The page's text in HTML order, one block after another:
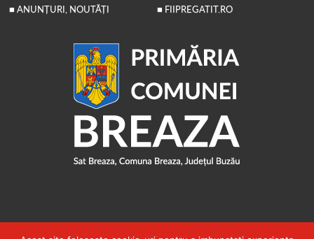
■ ANUNȚURI, NOUTĂȚI ■ FIIPREGATIT.RO